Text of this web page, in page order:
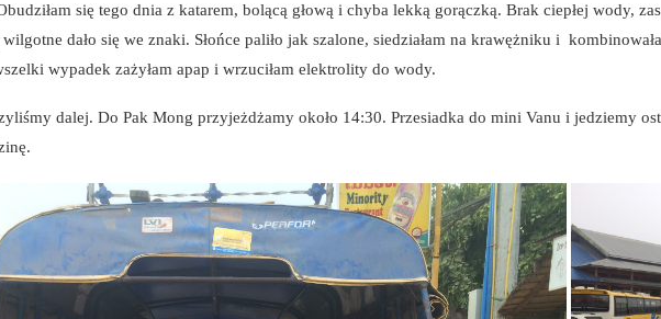
się tego dnia z katarem, bolącą głową i chyba lekką gorączką. Brak ciepłej wody,
dało się we znaki. Słońce paliło jak szalone, siedziałam na krawężniku i
wypadek zażyłam apap i wrzuciłam elektrolity do wody.
dalej. Do Pak Mong przyjeżdżamy około 14:30. Przesiadka do mini Vanu i jedziemy